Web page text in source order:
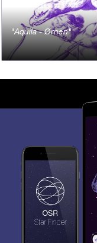
Aquila - Ørnen